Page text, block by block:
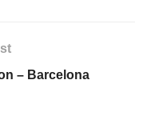
– Barcelona